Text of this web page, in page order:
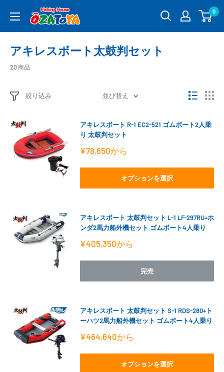
釣
具
販
0
アキレスボート太鼓判セット
20 商品
絞り込み 並び替え
アキレスボート R-1 EC2-521 ゴムボート2人乗
り 太鼓判セット
販
価
¥78,650から
オプションを選択
アキレスボート 太鼓判セット L-1 LF-297RU+ホ
ンダ2馬力船外機セット ゴムボート4人乗り
販
価
¥405,350から
完売
アキレスボート 太鼓判セット S-1 RDS-280+ト
ーハツ2馬力船外機セット ゴムボート4人乗り
販
価
¥464,640から
オプションを選択